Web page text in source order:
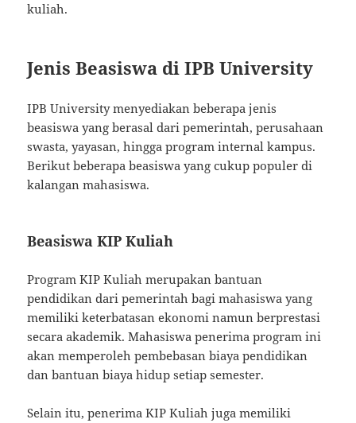
kuliah.
Jenis Beasiswa di IPB University
IPB University menyediakan beberapa jenis
beasiswa yang berasal dari pemerintah, perusahaan
swasta, yayasan, hingga program internal kampus.
Berikut beberapa beasiswa yang cukup populer di
kalangan mahasiswa.
Beasiswa KIP Kuliah
Program KIP Kuliah merupakan bantuan
pendidikan dari pemerintah bagi mahasiswa yang
memiliki keterbatasan ekonomi namun berprestasi
secara akademik. Mahasiswa penerima program ini
akan memperoleh pembebasan biaya pendidikan
dan bantuan biaya hidup setiap semester.
Selain itu, penerima KIP Kuliah juga memiliki